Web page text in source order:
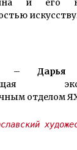
и его
– Дарья
отделом